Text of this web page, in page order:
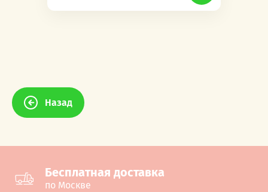
Назад
Бесплатная доставка
по Москве